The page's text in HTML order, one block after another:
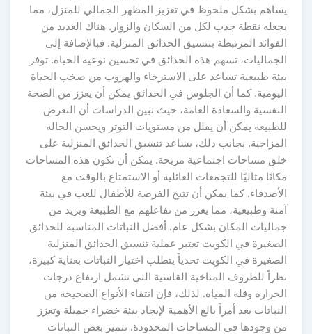
يساهم بشكل ملحوظ في تعزيز المظهر الجمالي للمنزل، مما
يجعله نقطة جذب لكل من السكان والزوار. هناك العديد من
الفوائد المرتبطة بتنسيق الحدائق المنزلية. فبالإضافة إلى
الجماليات، تسهم هذه الحدائق في تحسين نوعية الحياة. توفر
بيئة طبيعية تساعد على الاسترخاء والهروب من صخب الحياة
اليومية. كما أن الجلوس في الحدائق يمكن أن يعزز من الصحة
النفسية والسعادة العامة، حيث تبين الدراسات أن التعرض
للطبيعة يمكن أن يقلل من مستويات التوتر ويحسن الحالة
المزاجية. بجانب ذلك، يساعد تنسيق الحدائق المنزلية على
خلق مساحات اجتماعية مريحة. يمكن أن تكون هذه المساحات
مكانًا مثاليًا للتجمعات العائلية أو الاستمتاع بالوقت مع
الأصدقاء. كما يمكن أن تتيح الفرصة للأطفال للعب في بيئة
آمنة وطبيعية، مما يعزز من تفاعلهم مع الطبيعة ويزيد من
جماليات المكان بشكل عام. أفضل النباتات المناسبة للحدائق
الصغيرة في الكويت تعتبر عملية تنسيق الحدائق المنزلية
الصغيرة في الكويت تحدياً يتطلب اختيار النباتات بعناية كبيرة،
نظراً للظروف المناخية القاسية التي تشمل ارتفاع درجات
الحرارة وقلة المياه. لذلك، فإن انتقاء الأنواع الصحيحة من
النباتات يعد أمراً بالغ الأهمية لإيجاد بيئة خضراء جميلة وتعزز
من وجودها في المساحات المحدودة. تتميز بعض النباتات